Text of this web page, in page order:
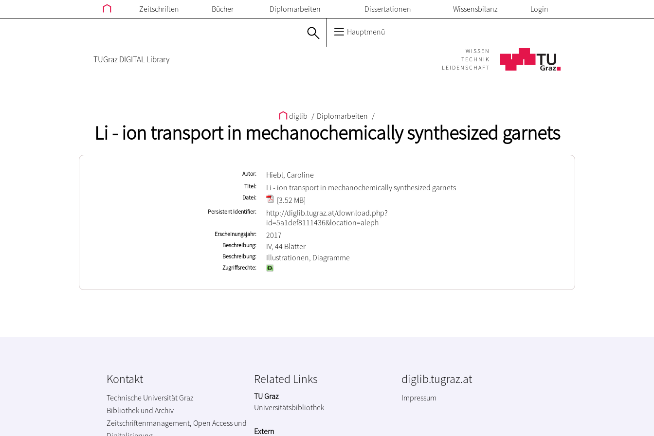
Zeitschriften Bücher Diplomarbeiten Dissertationen Wissensbilanz Login
Hauptmenü
TUGraz DIGITAL Library
WISSEN
TECHNIK
LEIDENSCHAFT
diglib / Diplomarbeiten /
Li - ion transport in mechanochemically synthesized garnets
Autor Hiebl, Caroline
Titel Li - ion transport in mechanochemically synthesized garnets
Datei [3.52 MB]
Persistent Identifier
http://diglib.tugraz.at/download.php?
id=5a1def8111436&location=aleph
Erscheinungsjahr 2017
Beschreibung IV, 44 Blätter
Beschreibung Illustrationen, Diagramme
Zugriffsrechte
Kontakt
Technische Universität Graz
Bibliothek und Archiv
Zeitschriftenmanagement, Open Access und
Related Links
TU Graz
Universitätsbibliothek
Extern
diglib.tugraz.at
Impressum